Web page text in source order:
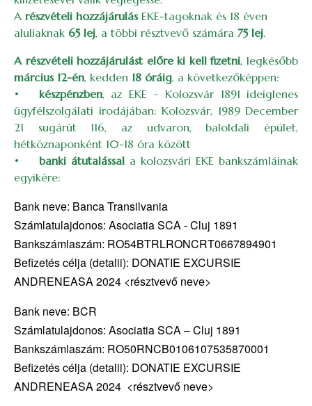
A részvételi hozzájárulás EKE-tagoknak és 18 éven
aluliaknak 65 lej, a többi résztvevő számára 75 lej.
A részvételi hozzájárulást előre ki kell fizetni, legkésőbb
március 12-én, kedden 18 óráig, a következőképpen:
• készpénzben, az EKE – Kolozsvár 1891 ideiglenes
ügyfélszolgálati irodájában: Kolozsvár, 1989 December
21 sugárút 116, az udvaron, baloldali épület,
hétköznaponként 10-18 óra között
• banki átutalással a kolozsvári EKE bankszámláinak
egyikére:
Bank neve: Banca Transilvania
Számlatulajdonos: Asociatia SCA - Cluj 1891
Bankszámlaszám: RO54BTRLRONCRT0667894901
Befizetés célja (detalii): DONATIE EXCURSIE
ANDRENEASA 2024 <résztvevő neve>
Bank neve: BCR
Számlatulajdonos: Asociatia SCA – Cluj 1891
Bankszámlaszám: RO50RNCB0106107535870001
Befizetés célja (detalii): DONATIE EXCURSIE
ANDRENEASA 2024 <résztvevő neve>